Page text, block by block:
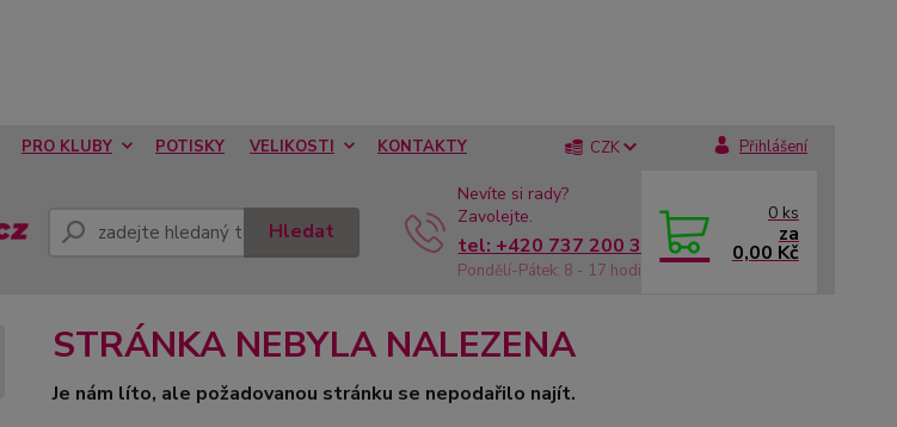
PRO KLUBY POTISKY VELIKOSTI KONTAKTY CZK Přihlášení
Hledat
Nevíte si rady?
Zavolejte.
tel: +420 737 200 336
Pondělí-Pátek: 8 - 17 hodin
0 ks
za
0,00 Kč
STRÁNKA NEBYLA NALEZENA
Je nám líto, ale požadovanou stránku se nepodařilo najít.